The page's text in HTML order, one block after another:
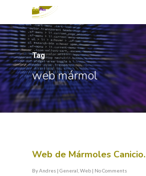
Hit enter to search or ESC to close
Tag
web mármol
Web de Mármoles Canicio.
ByAndres | General Web | No Comments